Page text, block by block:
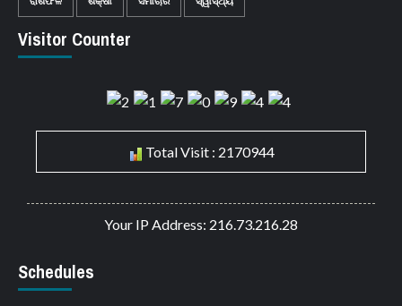
Visitor Counter
Total Visit : 2170944
Your IP Address: 216.73.216.28
Schedules